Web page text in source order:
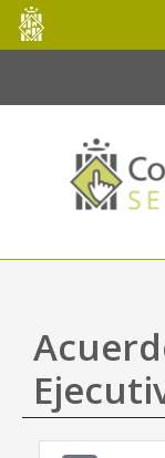
Saltar al contenido
Consell
de
Mallorca